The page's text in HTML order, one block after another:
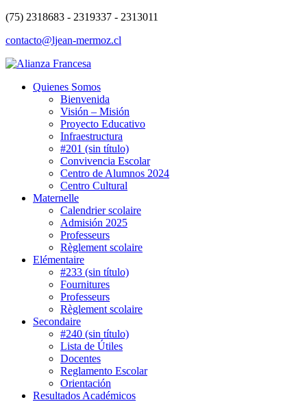
(75) 2318683 - 2319337 - 2313011
contacto@ljean-mermoz.cl
Quienes Somos
Bienvenida
Visión – Misión
Proyecto Educativo
Infraestructura
#201 (sin título)
Convivencia Escolar
Centro de Alumnos 2024
Centro Cultural
Maternelle
Calendrier scolaire
Admisión 2025
Professeurs
Règlement scolaire
Elémentaire
#233 (sin título)
Fournitures
Professeurs
Règlement scolaire
Secondaire
#240 (sin título)
Lista de Útiles
Docentes
Reglamento Escolar
Orientación
Resultados Académicos